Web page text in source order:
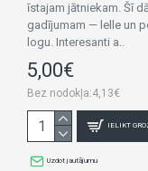
īstajam jātniekam. Šī
gadījumam — lelle un
logu. Interesanti a..
5,00€
Bez nodokļa:4,13€
IELIKT
Uzdot jautājumu